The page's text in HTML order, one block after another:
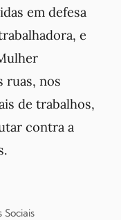
em defesa
e
ruas, nos
de trabalhos,
contra a